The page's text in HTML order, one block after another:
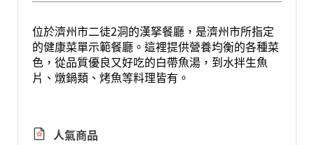
位於濟州市二徒2洞的漢拏餐廳，是濟州市所指定
的健康菜單示範餐廳。這裡提供營養均衡的各種菜
色，從品質優良又好吃的白帶魚湯，到水拌生魚
片、燉鍋類、烤魚等料理皆有。
人氣商品